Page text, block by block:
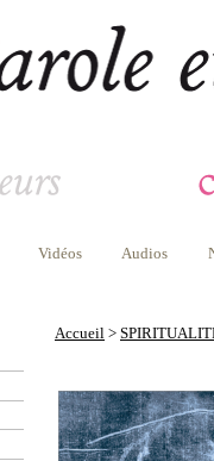
Vidéos Audios
Accueil >